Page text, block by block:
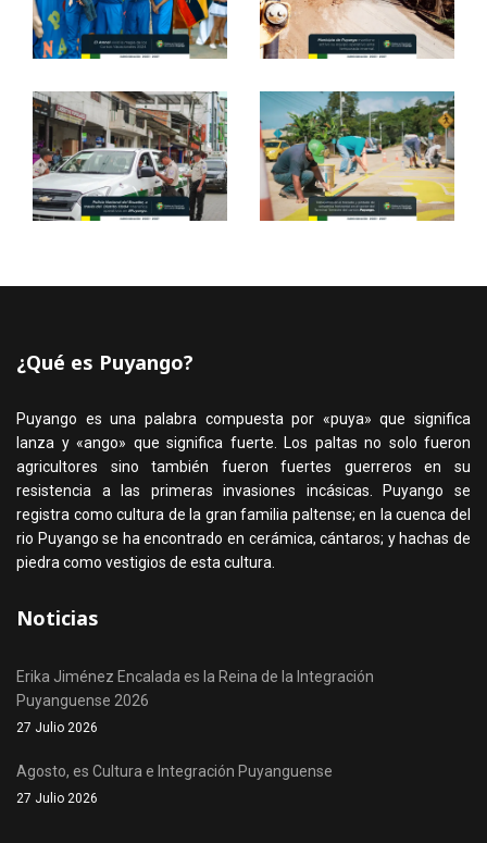
¿Qué es Puyango?
Puyango es una palabra compuesta por «puya» que significa
lanza y «ango» que significa fuerte. Los paltas no solo fueron
agricultores sino también fueron fuertes guerreros en su
resistencia a las primeras invasiones incásicas. Puyango se
registra como cultura de la gran familia paltense; en la cuenca del
rio Puyango se ha encontrado en cerámica, cántaros; y hachas de
piedra como vestigios de esta cultura.
Noticias
Erika Jiménez Encalada es la Reina de la Integración
Puyanguense 2026
27 Julio 2026
Agosto, es Cultura e Integración Puyanguense
27 Julio 2026